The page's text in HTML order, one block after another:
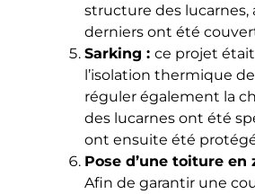
structure des lucarnes,
derniers ont été
Sarking : ce projet était
l’isolation thermique
réguler également la
des lucarnes ont été
ont ensuite été
Pose d’une toiture en
Afin de garantir une